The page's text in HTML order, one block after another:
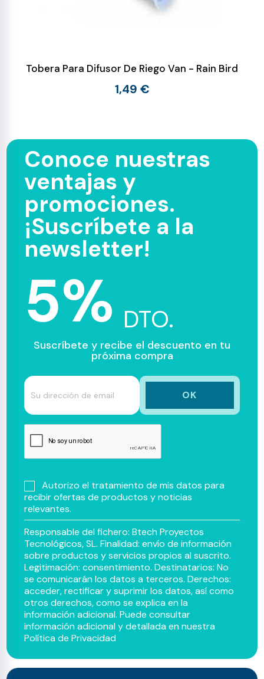
Tobera Para Difusor De Riego Van - Rain Bird
1,49 €
Conoce nuestras
ventajas y
promociones.
¡Suscríbete a la
newsletter!
5% DTO.
Suscríbete y recibe el descuento en tu
próxima compra
Autorizo el tratamiento de mis datos para
recibir ofertas de productos y noticias
relevantes.
Responsable del fichero: Btech Proyectos
Tecnológicos, SL. Finalidad: envío de información
sobre productos y servicios propios al suscrito.
Legitimación: consentimiento. Destinatarios: No
se comunicarán los datos a terceros. Derechos:
acceder, rectificar y suprimir los datos, así como
otros derechos, como se explica en la
información adicional. Puede consultar
información adicional y detallada en nuestra
Política de Privacidad